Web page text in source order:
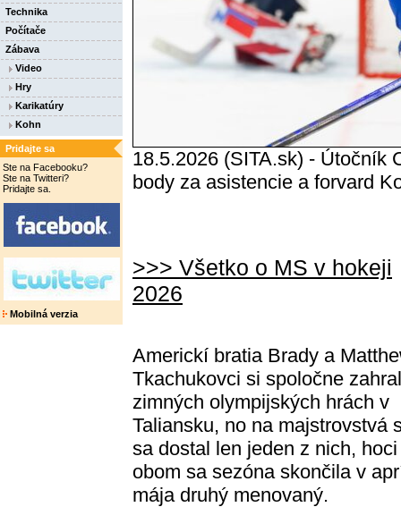
Technika
Počítače
Zábava
Video
Hry
Karikatúry
Kohn
Pridajte sa
Ste na Facebooku?
Ste na Twitteri?
Pridajte sa.
Mobilná verzia
18.5.2026 (SITA.sk) - Útočník
body za asistencie a forvard
>>> Všetko o MS v hokeji
2026
Americkí bratia Brady a
Tkachukovci si spoločne
zimných olympijských hrách v
Taliansku, no na majstrovstvá
sa dostal len jeden z nich, hoci
obom sa sezóna skončila v
mája druhý menovaný.